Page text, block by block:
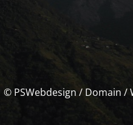
© PSWebdesign / Domain /